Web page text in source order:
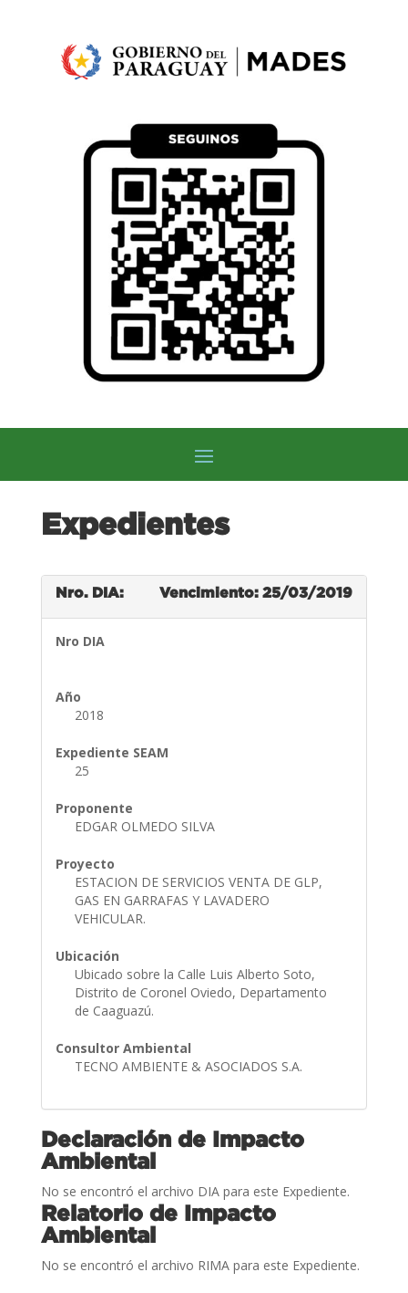
Expedientes
Nro. DIA: Vencimiento: 25/03/2019
Nro DIA
Año
2018
Expediente SEAM
25
Proponente
EDGAR OLMEDO SILVA
Proyecto
ESTACION DE SERVICIOS VENTA DE GLP,
GAS EN GARRAFAS Y LAVADERO
VEHICULAR.
Ubicación
Ubicado sobre la Calle Luis Alberto Soto,
Distrito de Coronel Oviedo, Departamento
de Caaguazú.
Consultor Ambiental
TECNO AMBIENTE & ASOCIADOS S.A.
Declaración de Impacto
Ambiental
No se encontró el archivo DIA para este Expediente.
Relatorio de Impacto
Ambiental
No se encontró el archivo RIMA para este Expediente.